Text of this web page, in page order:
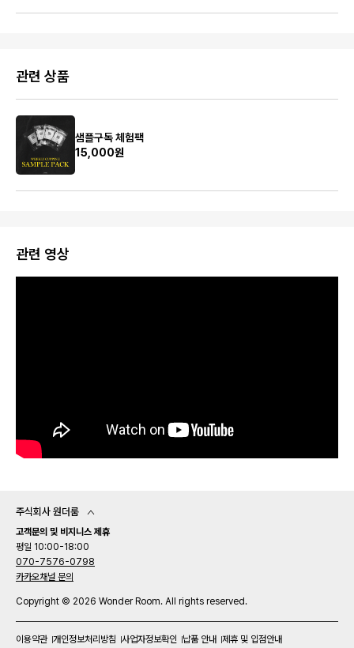
관련 상품
샘플구독 체험팩
15,000원
관련 영상
주식회사 원더룸
고객문의 및 비지니스 제휴
평일 10:00-18:00
070-7576-0798
카카오채널 문의
Copyright © 2026 Wonder Room. All rights reserved.
이용약관 개인정보처리방침 사업자정보확인 납품 안내 제휴 및 입점안내